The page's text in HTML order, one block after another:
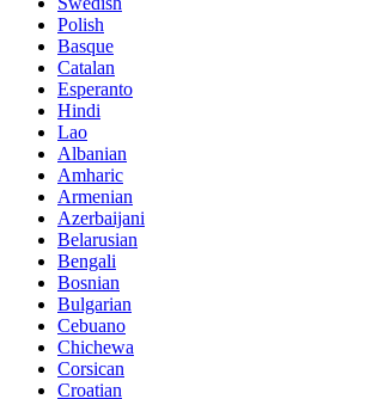
Polish
Basque
Catalan
Esperanto
Hindi
Lao
Albanian
Amharic
Armenian
Azerbaijani
Belarusian
Bengali
Bosnian
Bulgarian
Cebuano
Chichewa
Corsican
Croatian